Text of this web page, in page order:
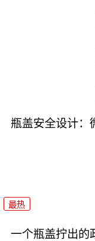
瓶盖安全设计：
最热
一个瓶盖拧出的